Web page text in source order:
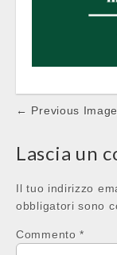
Post
← Previous Image
Lascia un
Il tuo indirizzo
obbligatori sono
Commento*